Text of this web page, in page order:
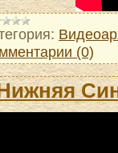
(0)